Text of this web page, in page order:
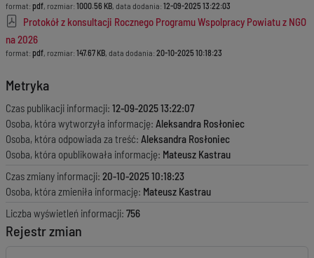
format: pdf, rozmiar: 1000.56 KB, data dodania: 12-09-2025 13:22:03
Protokół z konsultacji Rocznego Programu Wspolpracy Powiatu z NGO
na 2026
format: pdf, rozmiar: 147.67 KB, data dodania: 20-10-2025 10:18:23
Metryka
Czas publikacji informacji: 12-09-2025 13:22:07
Osoba, która wytworzyła informację: Aleksandra Rosłoniec
Osoba, która odpowiada za treść: Aleksandra Rosłoniec
Osoba, która opublikowała informację: Mateusz Kastrau
Czas zmiany informacji: 20-10-2025 10:18:23
Osoba, która zmieniła informację: Mateusz Kastrau
Liczba wyświetleń informacji: 756
Rejestr zmian